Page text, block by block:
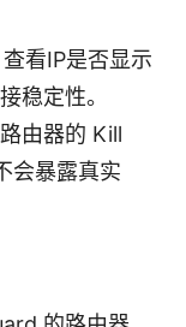
看IP是否显示
稳定性。
由器的 Kill
会暴露真实